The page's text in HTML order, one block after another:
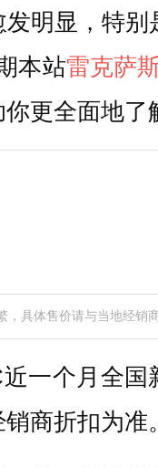
明显，特
本站雷克萨
更全面地了
，具体售价请与当地经销
一个月全
商折扣为准